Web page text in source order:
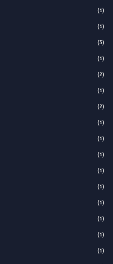
(1)
(1)
(3)
(1)
(2)
(1)
(2)
(1)
(1)
(1)
(1)
(1)
(1)
(1)
(1)
(1)